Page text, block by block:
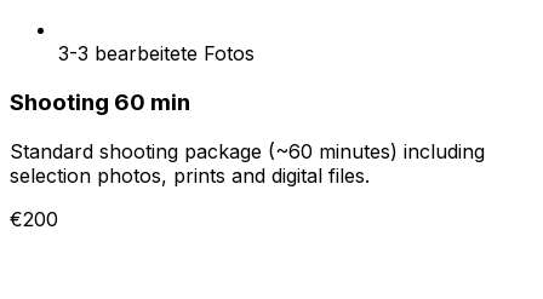
3-3 bearbeitete Fotos
Shooting 60 min
Standard shooting package (~60 minutes) including
selection photos, prints and digital files.
€200